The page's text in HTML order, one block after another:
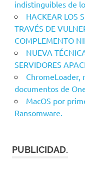
indistinguibles de
HACKEAR LOS
TRAVÉS DE
COMPLEMENTO
NUEVA
SERVIDORES
ChromeLoader,
documentos de
MacOS por
Ransomware.
PUBLICIDAD.